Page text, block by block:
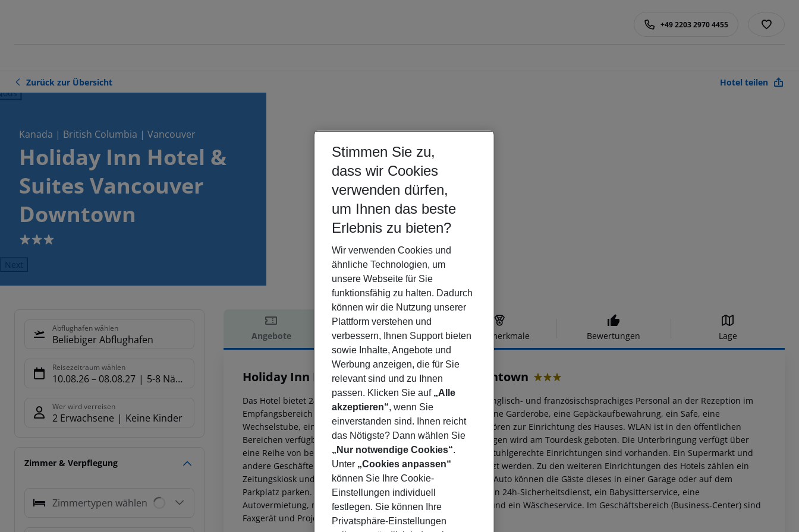
+49 2203 2970 4455
Zurück zur Übersicht Hotel teilen
Kanada | British Columbia | Vancouver
Holiday Inn Hotel &
Suites Vancouver
Downtown
3
Next
Abflughafen wählen
Beliebiger Abflughafen
Reisezeitraum wählen
10.08.26– 08.08.27 5-8 Nächte
Wer wird verreisen
2 Erwachsene Keine Kinder
Zimmer & Verpflegung
Zimmertypen wählen
Angebote Hotelbeschreibung Hotelmerkmale Bewertungen Lage
Hotelbeschreibung
Holiday Inn Hotel & Suites Vancouver Downtown
Das Hotel bietet 245 Zimmer und verfügt über einen Aufzug. Englisch- und französischsprachiges Personal an der Rezeption im
Empfangsbereich steht zur Seite beim Ein- und Auschecken. Eine Garderobe, eine Gepäckaufbewahrung, ein Safe, eine
Wechselstube, ein Geldautomat und ein Getränkeautomat gehören zur Einrichtung des Hauses. WLAN ist in den öffentlichen
Bereichen verfügbar. Hilfestellung bei der Buchung von Ausflügen wird am Tourdesk geboten. Die Unterbringung verfügt über
eine Reihe von behindertengerechten Annehmlichkeiten. Rollstuhlgerechte Einrichtungen sind vorhanden. Ein Supermarkt und
andere Geschäfte können zum Einkaufen und Bummeln genutzt werden. Zu den weiteren Einrichtungen des Hotels zählen ein
Zeitungskiosk und ein Spielzimmer. Bei einer Anreise mit dem Auto können die Gäste dieses in einer Garage oder auf dem
Parkplatz parken. Unter den weiteren Leistungen finden sich ein 24h-Sicherheitsdienst, ein Babysitterservice, eine
Autovermietung, medizinische Betreuung, ein Zimmerservice und ein Wäscheservice. Im Geschäftsbereich (Business-Center) sind
Faxgerät und Projektor vorhanden.
Stimmen Sie zu,
dass wir Cookies
verwenden dürfen,
um Ihnen das beste
Erlebnis zu bieten?
Wir verwenden Cookies und
ähnliche Technologien, um
unsere Webseite für Sie
funktionsfähig zu halten. Dadurch
können wir die Nutzung unserer
Plattform verstehen und
verbessern, Ihnen Support bieten
sowie Inhalte, Angebote und
Werbung anzeigen, die für Sie
relevant sind und zu Ihnen
passen. Klicken Sie auf „Alle
akzeptieren“, wenn Sie
einverstanden sind. Ihnen reicht
das Nötigste? Dann wählen Sie
„Nur notwendige Cookies“.
Unter „Cookies anpassen“
können Sie Ihre Cookie-
Einstellungen individuell
festlegen. Sie können Ihre
Privatsphäre-Einstellungen